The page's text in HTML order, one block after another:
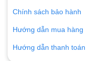
Chính sách bảo hành
Hướng dẫn mua hàng
Hướng dẫn thanh toán